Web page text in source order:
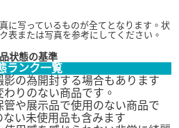
に写っているものが全てとなります。状
表または写真を参考にしてください。
状態の基準
ランク一覧
影の為開封する場合もあります
りのない商品です。
管や展示品で使用のない商品で
ない未使用品も含みます